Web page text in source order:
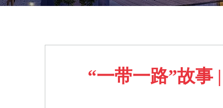
“一带一路”故事